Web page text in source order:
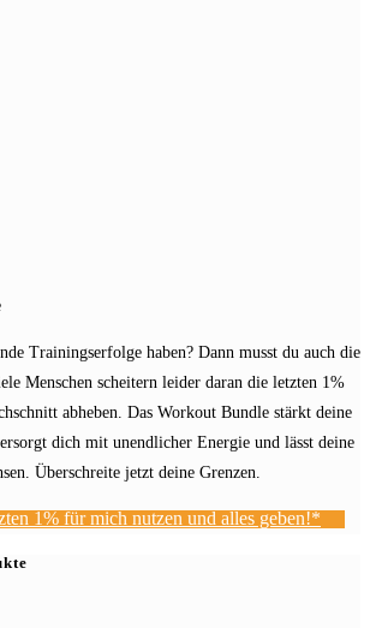
Trainingserfolge haben? Dann musst du auch die
Menschen scheitern leider daran die letzten 1%
abheben. Das Workout Bundle stärkt deine
dich mit unendlicher Energie und lässt deine
Überschreite jetzt deine Grenzen.
1% für mich nutzen und alles geben!*